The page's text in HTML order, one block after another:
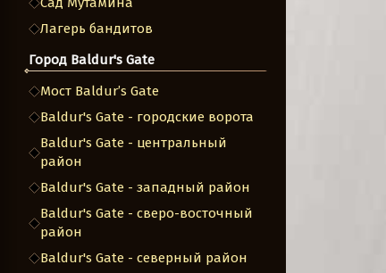
Лагерь бандитов
Город Baldur's Gate
Мост Baldur’s Gate
Baldur's Gate - городские ворота
Baldur's Gate - центральный
район
Baldur's Gate - западный район
Baldur's Gate - сверо-восточный
район
Baldur's Gate - северный район